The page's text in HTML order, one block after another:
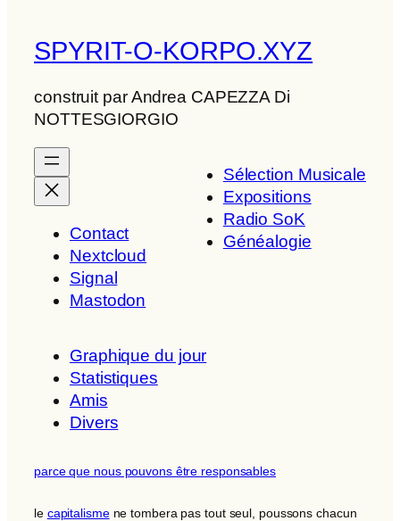
SPYRIT-O-KORPO.XYZ
construit par Andrea CAPEZZA Di
NOTTESGIORGIO
Contact
Nextcloud
Signal
Mastodon
Sélection Musicale
Expositions
Radio SoK
Généalogie
Graphique du jour
Statistiques
Amis
Divers
parce que nous pouvons être responsables
le capitalismene tombera pas tout seul, poussons chacun